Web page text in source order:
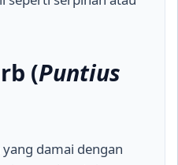
(Puntius
damai dengan